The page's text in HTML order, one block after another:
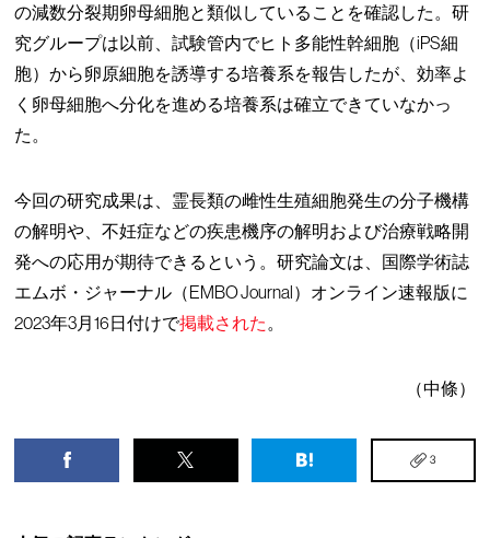
の減数分裂期卵母細胞と類似していることを確認した。研
究グループは以前、試験管内でヒト多能性幹細胞（iPS細
胞）から卵原細胞を誘導する培養系を報告したが、効率よ
く卵母細胞へ分化を進める培養系は確立できていなかっ
た。
今回の研究成果は、霊長類の雌性生殖細胞発生の分子機構
の解明や、不妊症などの疾患機序の解明および治療戦略開
発への応用が期待できるという。研究論文は、国際学術誌
エムボ・ジャーナル（EMBO Journal）オンライン速報版に
2023年3月16日付けで掲載された 。
（中條）
3